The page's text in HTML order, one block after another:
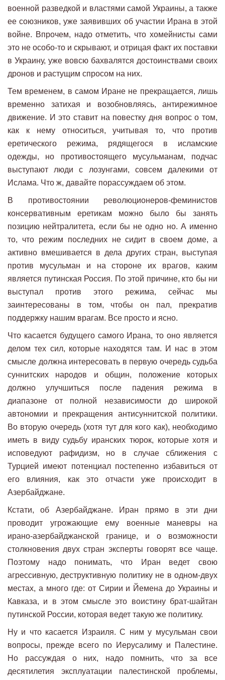
военной разведкой и властями самой Украины, а также
ее союзников, уже заявивших об участии Ирана в этой
войне. Впрочем, надо отметить, что хомейнисты сами
это не особо-то и скрывают, и отрицая факт их поставки
в Украину, уже вовсю бахвалятся достоинствами своих
дронов и растущим спросом на них.
Тем временем, в самом Иране не прекращается, лишь
временно затихая и возобновляясь, антирежимное
движение. И это ставит на повестку дня вопрос о том,
как к нему относиться, учитывая то, что против
еретического режима, рядящегося в исламские
одежды, но противостоящего мусульманам, подчас
выступают люди с лозунгами, совсем далекими от
Ислама. Что ж, давайте порассуждаем об этом.
В противостоянии революционеров-феминистов
консервативным еретикам можно было бы занять
позицию нейтралитета, если бы не одно но. А именно
то, что режим последних не сидит в своем доме, а
активно вмешивается в дела других стран, выступая
против мусульман и на стороне их врагов, каким
является путинская Россия. По этой причине, кто бы ни
выступал против этого режима, сейчас мы
заинтересованы в том, чтобы он пал, прекратив
поддержку нашим врагам. Все просто и ясно.
Что касается будущего самого Ирана, то оно является
делом тех сил, которые находятся там. И нас в этом
смысле должна интересовать в первую очередь судьба
суннитских народов и общин, положение которых
должно улучшиться после падения режима в
диапазоне от полной независимости до широкой
автономии и прекращения антисуннитской политики.
Во вторую очередь (хотя тут для кого как), необходимо
иметь в виду судьбу иранских тюрок, которые хотя и
исповедуют рафидизм, но в случае сближения с
Турцией имеют потенциал постепенно избавиться от
его влияния, как это отчасти уже происходит в
Азербайджане.
Кстати, об Азербайджане. Иран прямо в эти дни
проводит угрожающие ему военные маневры на
ирано-азербайджанской границе, и о возможности
столкновения двух стран эксперты говорят все чаще.
Поэтому надо понимать, что Иран ведет свою
агрессивную, деструктивную политику не в одном-двух
местах, а много где: от Сирии и Йемена до Украины и
Кавказа, и в этом смысле это воистину брат-шайтан
путинской России, которая ведет такую же политику.
Ну и что касается Израиля. С ним у мусульман свои
вопросы, прежде всего по Иерусалиму и Палестине.
Но рассуждая о них, надо помнить, что за все
десятилетия эксплуатации палестинской проблемы,